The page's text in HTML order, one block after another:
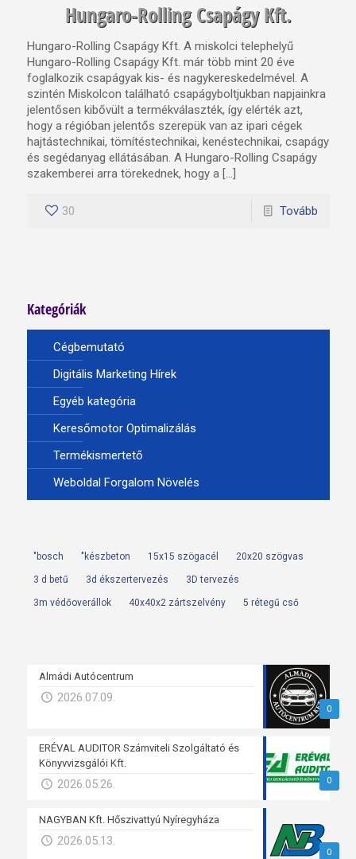
Hungaro-Rolling Csapágy Kft.
Hungaro-Rolling Csapágy Kft. A miskolci telephelyű
Hungaro-Rolling Csapágy Kft. már több mint 20 éve
foglalkozik csapágyak kis- és nagykereskedelmével. A
szintén Miskolcon található csapágyboltjukban napjainkra
jelentősen kibővült a termékválaszték, így elérték azt,
hogy a régióban jelentős szerepük van az ipari cégek
hajtástechnikai, tömítéstechnikai, kenéstechnikai, csapágy
és segédanyag ellátásában. A Hungaro-Rolling Csapágy
szakemberei arra törekednek, hogy a […]
30 Tovább
Kategóriák
Cégbemutató
Digitális Marketing Hírek
Egyéb kategória
Keresőmotor Optimalizálás
Termékismertető
Weboldal Forgalom Növelés
"bosch "készbeton 15x15 szögacél 20x20 szögvas
3 d betű 3d ékszertervezés 3D tervezés
3m védőoverállok 40x40x2 zártszelvény 5 rétegű cső
0
Almádi Autócentrum
2026.07.09.
0
ERÉVAL AUDITOR Számviteli Szolgáltató és
Könyvvizsgálói Kft.
2026.05.26.
0
NAGYBAN Kft. Hőszivattyú Nyíregyháza
2026.05.13.